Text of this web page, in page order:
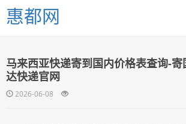
惠都网
马来西亚快递寄到国内价格表查询-寄
达快递官网
2026-06-08